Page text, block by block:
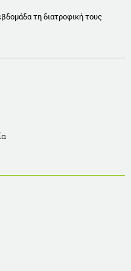
τη διατροφική τους